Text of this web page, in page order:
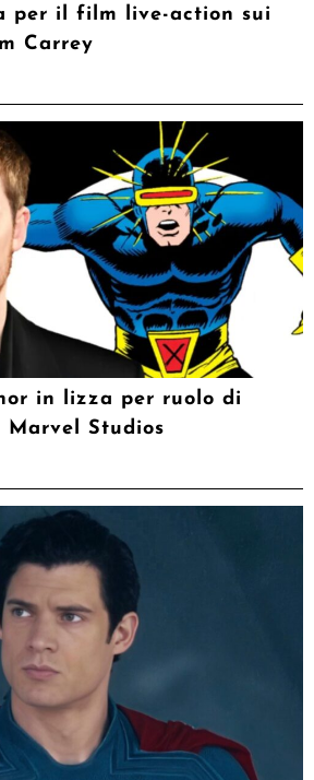
per il film live-action sui
Carrey
in lizza per ruolo di
Studios